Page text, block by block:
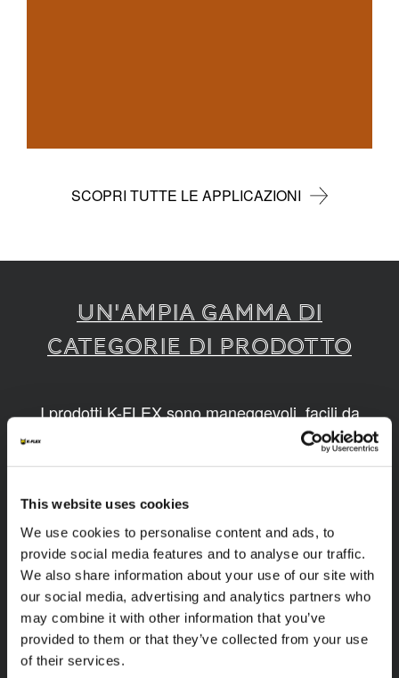
This website uses cookies
We use cookies to personalise content and ads, to
provide social media features and to analyse our traffic.
We also share information about your use of our site with
our social media, advertising and analytics partners who
may combine it with other information that you’ve
provided to them or that they’ve collected from your use
of their services.
SCOPRI TUTTE LE APPLICAZIONI
UN'AMPIA GAMMA DI
CATEGORIE DI PRODOTTO
I prodotti K-FLEX sono maneggevoli, facili da
montare, disponibili in diverse dimensioni e
realizzati grazie a tecnologie innovative e
1